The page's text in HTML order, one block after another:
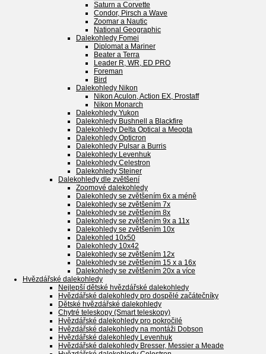
Saturn a Corvette
Condor, Pirsch a Wave
Zoomar a Nautic
National Geographic
Dalekohledy Fomei
Diplomat a Mariner
Beater a Terra
Leader R, WR, ED PRO
Foreman
Bird
Dalekohledy Nikon
Nikon Aculon, Action EX, Prostaff
Nikon Monarch
Dalekohledy Yukon
Dalekohledy Bushnell a Blackfire
Dalekohledy Delta Optical a Meopta
Dalekohledy Opticron
Dalekohledy Pulsar a Burris
Dalekohledy Levenhuk
Dalekohledy Celestron
Dalekohledy Steiner
Dalekohledy dle zvětšení
Zoomové dalekohledy
Dalekohledy se zvětšením 6x a méně
Dalekohledy se zvětšením 7x
Dalekohledy se zvětšením 8x
Dalekohledy se zvětšením 9x a 11x
Dalekohledy se zvětšením 10x
Dalekohled 10x50
Dalekohledy 10x42
Dalekohledy se zvětšením 12x
Dalekohledy se zvětšením 15 x a 16x
Dalekohledy se zvětšením 20x a více
Hvězdářské dalekohledy
Nejlepší dětské hvězdářské dalekohledy
Hvězdářské dalekohledy pro dospělé začátečníky
Dětské hvězdářské dalekohledy
Chytré teleskopy (Smart teleskopy)
Hvězdářské dalekohledy pro pokročilé
Hvězdářské dalekohledy na montáži Dobson
Hvězdářské dalekohledy Levenhuk
Hvězdářské dalekohledy Bresser, Messier a Meade